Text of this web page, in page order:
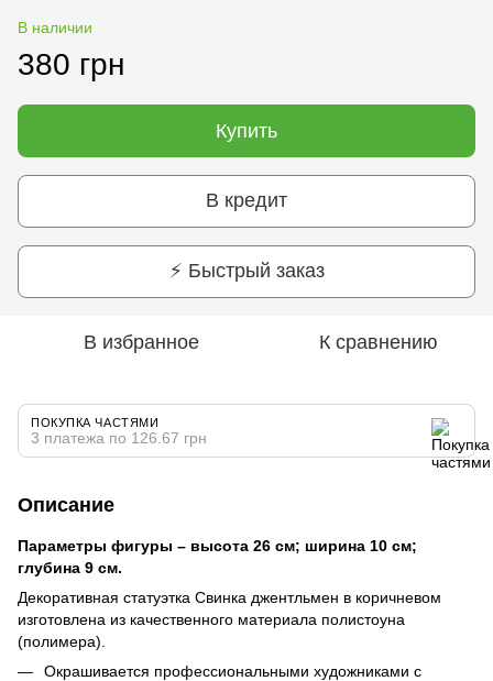
В наличии
380 грн
Купить
В кредит
⚡ Быстрый заказ
В избранное К сравнению
ПОКУПКА ЧАСТЯМИ
3 платежа по 126.67 грн
Описание
Параметры фигуры – высота 26 см; ширина 10 см;
глубина 9 см.
Декоративная статуэтка Свинка джентльмен в коричневом
изготовлена из качественного материала полистоуна
(полимера).
Окрашивается профессиональными художниками с